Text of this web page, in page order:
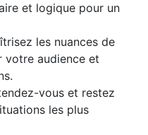
et logique pour un
les nuances de
audience et
vous et restez
les plus